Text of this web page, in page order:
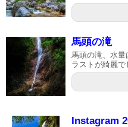
馬頭の滝
馬頭の滝、水
ラストが綺麗で
Instagram